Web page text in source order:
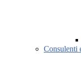
Consulenti